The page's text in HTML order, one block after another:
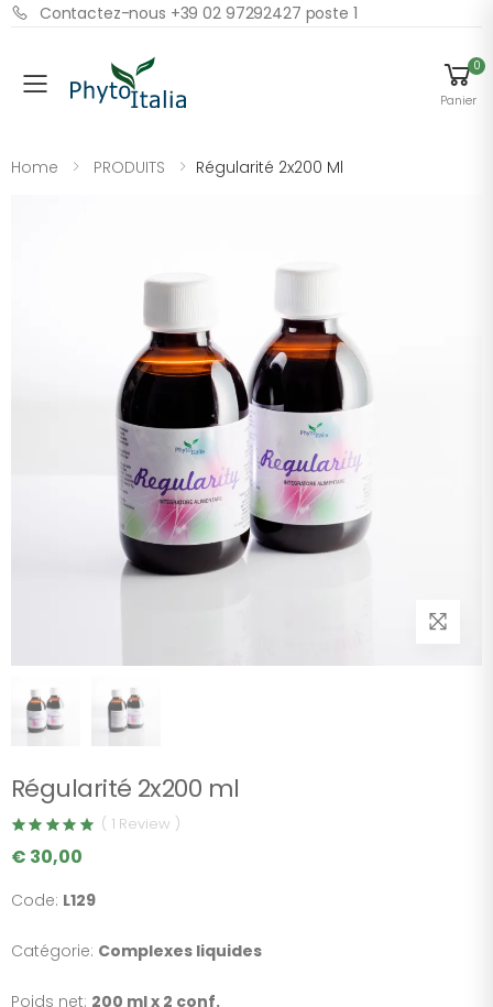
Contactez-nous +39 02 97292427 poste 1
Menu
0
Panier
Home PRODUITS Régularité 2x200 Ml
Régularité 2x200 ml
( 1 Review )
€ 30,00
Code: L129
Catégorie: Complexes liquides
Poids net: 200 ml x 2 conf.